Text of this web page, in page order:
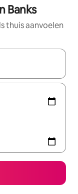
Banks
thuis aanvoelen
maak je een keuze